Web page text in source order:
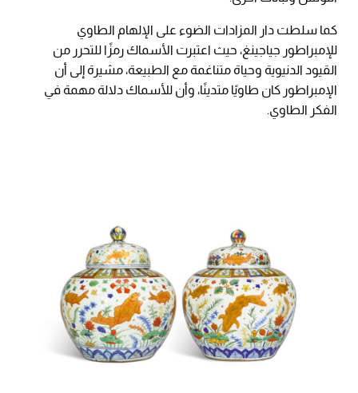
كما سلطت دار المزادات الضوء على الإلهام الطاوي
للإمبراطور جياجينغ، حيث اعتبرت الأسماك رمزًا للتحرر من
القيود الدنيوية وحياة متناغمة مع الطبيعة، مشيرة إلى أن
الإمبراطور كان طاويًا متدينًا، وأن للأسماك دلالة مهمة في
الفكر الطاوي.